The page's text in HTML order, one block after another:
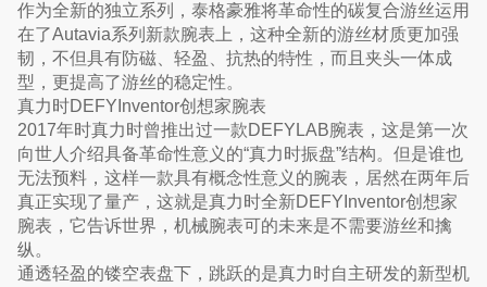
作为全新的独立系列，泰格豪雅将革命性的碳复合游丝运用
在了Autavia系列新款腕表上，这种全新的游丝材质更加强
韧，不但具有防磁、轻盈、抗热的特性，而且夹头一体成
型，更提高了游丝的稳定性。
真力时DEFYInventor创想家腕表
2017年时真力时曾推出过一款DEFYLAB腕表，这是第一次
向世人介绍具备革命性意义的“真力时振盘”结构。但是谁也
无法预料，这样一款具有概念性意义的腕表，居然在两年后
真正实现了量产，这就是真力时全新DEFYInventor创想家
腕表，它告诉世界，机械腕表可的未来是不需要游丝和擒
纵。
通透轻盈的镂空表盘下，跳跃的是真力时自主研发的新型机